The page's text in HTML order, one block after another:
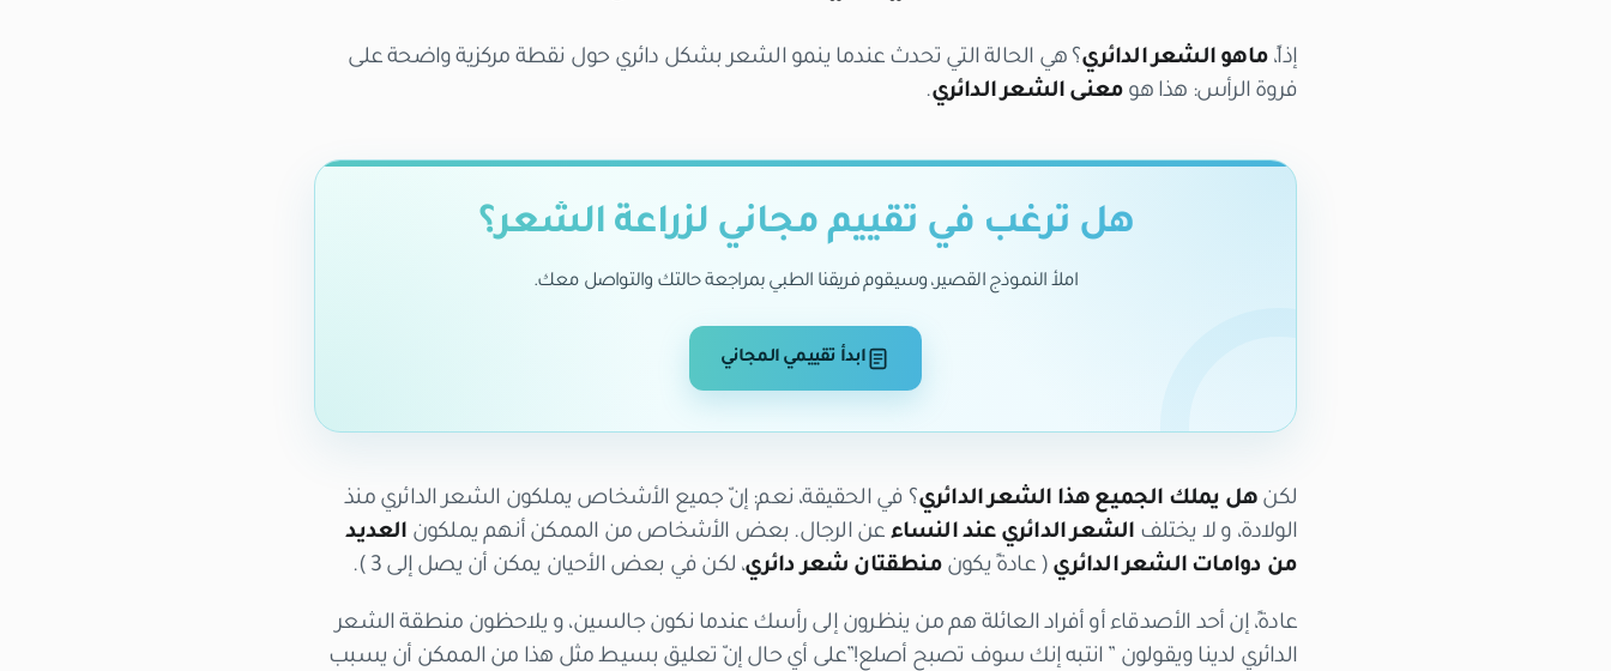
إذاً، ماهو الشعر الدائري؟ هي الحالة التي تحدث عندما ينمو الشعر بشكل دائري حول نقطة مركزية واضحة على
فروة الرأس: هذا هو معنى الشعر الدائري.
هل ترغب في تقييم مجاني لزراعة الشعر؟
املأ النموذج القصير، وسيقوم فريقنا الطبي بمراجعة حالتك والتواصل معك.
ابدأ تقييمي المجاني
لكن هل يملك الجميع هذا الشعر الدائري؟ في الحقيقة، نعم: إنّ جميع الأشخاص يملكون الشعر الدائري منذ
الولادة، و لا يختلف الشعر الدائري عند النساء عن الرجال. بعض الأشخاص من الممكن أنهم يملكون العديد
من دوامات الشعر الدائري ( عادةً يكونمنطقتان شعر دائري، لكن في بعض الأحيان يمكن أن يصل إلى 3 ).
عادةً، إن أحد الأصدقاء أو أفراد العائلة هم من ينظرون إلى رأسك عندما نكون جالسين، و يلاحظون منطقة الشعر
الدائري لدينا ويقولون ” انتبه إنك سوف تصبح أصلع!”على أي حال إنّ تعليق بسيط مثل هذا من الممكن أن يسبب